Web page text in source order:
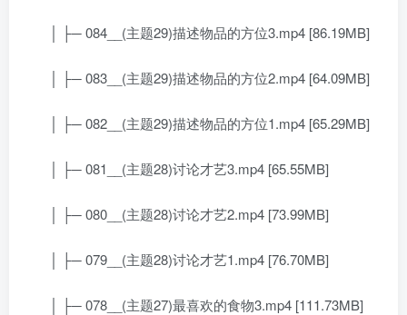
│ ├─ 084__(主题29)描述物品的方位3.mp4 [86.19MB]
│ ├─ 083__(主题29)描述物品的方位2.mp4 [64.09MB]
│ ├─ 082__(主题29)描述物品的方位1.mp4 [65.29MB]
│ ├─ 081__(主题28)讨论才艺3.mp4 [65.55MB]
│ ├─ 080__(主题28)讨论才艺2.mp4 [73.99MB]
│ ├─ 079__(主题28)讨论才艺1.mp4 [76.70MB]
│ ├─ 078__(主题27)最喜欢的食物3.mp4 [111.73MB]